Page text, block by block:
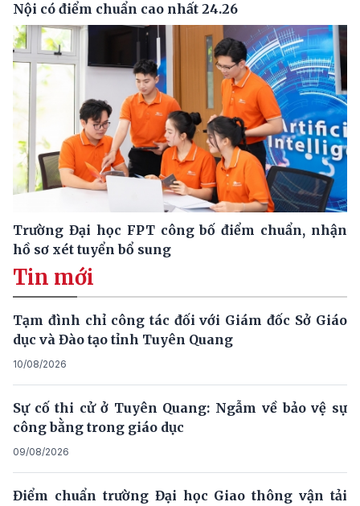
Nội có điểm chuẩn cao nhất 24.26
Trường Đại học FPT công bố điểm chuẩn, nhận
hồ sơ xét tuyển bổ sung
Tin mới
Tạm đình chỉ công tác đối với Giám đốc Sở Giáo
dục và Đào tạo tỉnh Tuyên Quang
10/08/2026
Sự cố thi cử ở Tuyên Quang: Ngẫm về bảo vệ sự
công bằng trong giáo dục
09/08/2026
Điểm chuẩn trường Đại học Giao thông vận tải